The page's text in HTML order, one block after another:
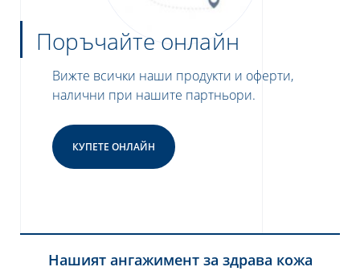
Поръчайте онлайн
Вижте всички наши продукти и оферти,
налични при нашите партньори.
КУПЕТЕ ОНЛАЙН
Нашият ангажимент за здрава кожа